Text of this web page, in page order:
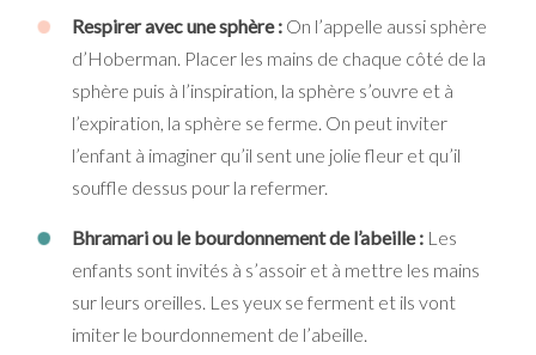
Respirer avec une sphère : On l’appelle aussi sphère
d’Hoberman. Placer les mains de chaque côté de la
sphère puis à l’inspiration, la sphère s’ouvre et à
l’expiration, la sphère se ferme. On peut inviter
l’enfant à imaginer qu’il sent une jolie fleur et qu’il
souffle dessus pour la refermer.
Bhramari ou le bourdonnement de l’abeille : Les
enfants sont invités à s’assoir et à mettre les mains
sur leurs oreilles. Les yeux se ferment et ils vont
imiter le bourdonnement de l’abeille.